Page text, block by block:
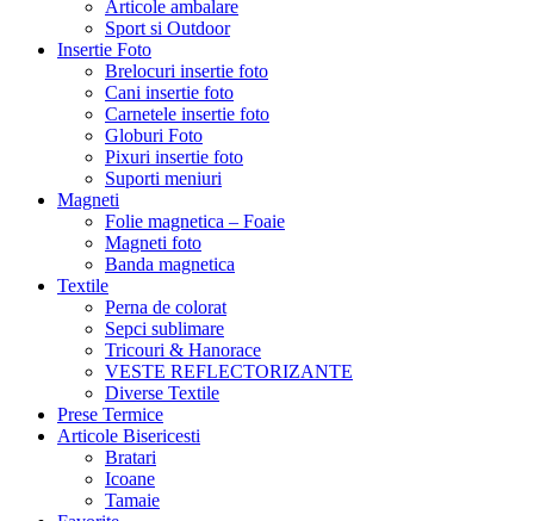
Articole ambalare
Sport si Outdoor
Insertie Foto
Brelocuri insertie foto
Cani insertie foto
Carnetele insertie foto
Globuri Foto
Pixuri insertie foto
Suporti meniuri
Magneti
Folie magnetica – Foaie
Magneti foto
Banda magnetica
Textile
Perna de colorat
Sepci sublimare
Tricouri & Hanorace
VESTE REFLECTORIZANTE
Diverse Textile
Prese Termice
Articole Bisericesti
Bratari
Icoane
Tamaie